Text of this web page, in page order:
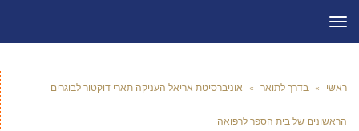
תפריט
ראשי » בדרך לתואר » אוניברסיטת אריאל העניקה תארי דוקטור לבוגרים
הראשונים של בית הספר לרפואה